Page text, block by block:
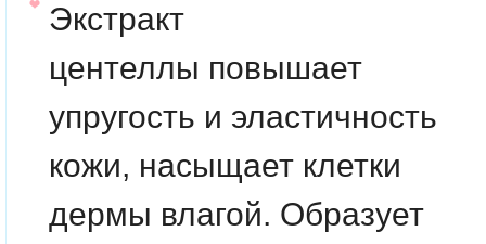
Экстракт
центеллы повышает
упругость и эластичность
кожи, насыщает клетки
дермы влагой. Образует